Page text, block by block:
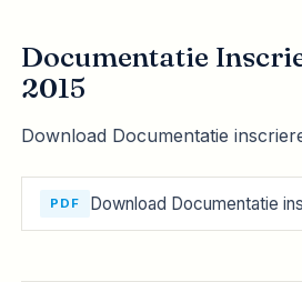
Documentatie
2015
Download Documentatie
PDF Download Documentatie